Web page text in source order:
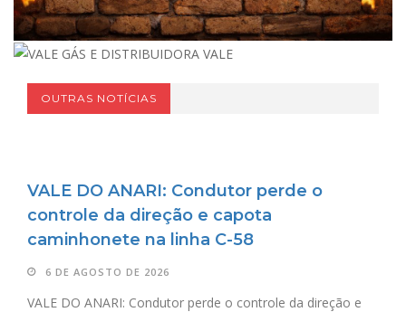
OUTRAS NOTÍCIAS
VALE DO ANARI: Condutor perde o
controle da direção e capota
caminhonete na linha C-58
6 DE AGOSTO DE 2026
VALE DO ANARI: Condutor perde o controle da direção e